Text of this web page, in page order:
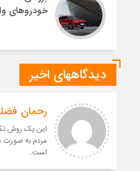
خودروهای
دیدگاههای اخیر
رحمان
این یک روش
مردم به صورت
است.